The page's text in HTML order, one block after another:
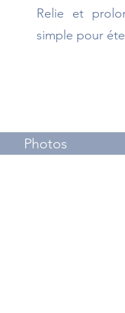
Relie et
simple pour
Photos